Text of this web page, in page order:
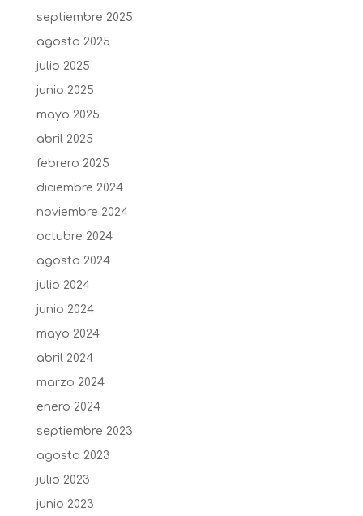
septiembre 2025
agosto 2025
julio 2025
junio 2025
mayo 2025
abril 2025
febrero 2025
diciembre 2024
noviembre 2024
octubre 2024
agosto 2024
julio 2024
junio 2024
mayo 2024
abril 2024
marzo 2024
enero 2024
septiembre 2023
agosto 2023
julio 2023
junio 2023